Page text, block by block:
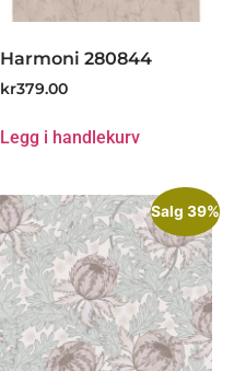
Harmoni 280844
kr379.00
Legg i handlekurv
Salg 39%